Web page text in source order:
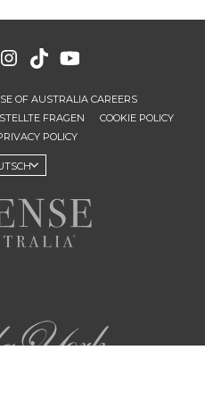
OF AUSTRALIA CAREERS
FRAGEN
COOKIE POLICY
POLICY